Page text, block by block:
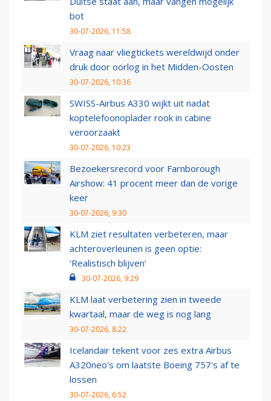
bot
30-07-2026, 11:58
Vraag naar vliegtickets wereldwijd onder
druk door oorlog in het Midden-Oosten
30-07-2026, 10:36
SWISS-Airbus A330 wijkt uit nadat
koptelefoonoplader rook in cabine
veroorzaakt
30-07-2026, 10:23
Bezoekersrecord voor Farnborough
Airshow: 41 procent meer dan de vorige
keer
30-07-2026, 9:30
KLM ziet resultaten verbeteren, maar
achteroverleunen is geen optie:
‘Realistisch blijven’
30-07-2026, 9:29
KLM laat verbetering zien in tweede
kwartaal, maar de weg is nog lang
30-07-2026, 8:22
Icelandair tekent voor zes extra Airbus
A320neo's om laatste Boeing 757's af te
lossen
30-07-2026, 6:52